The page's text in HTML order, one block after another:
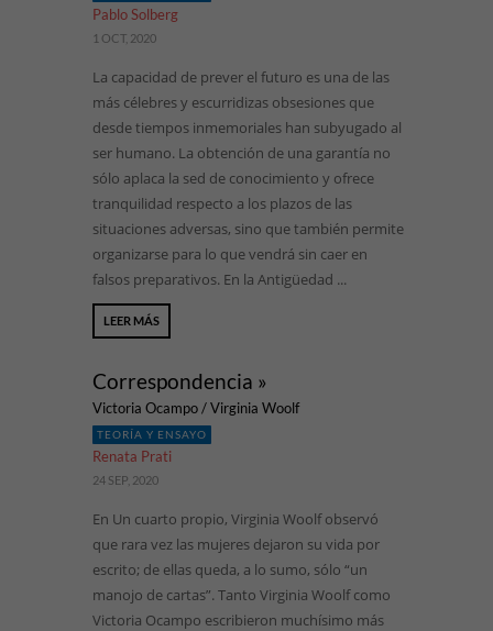
Pablo Solberg
1 OCT, 2020
La capacidad de prever el futuro es una de las
más célebres y escurridizas obsesiones que
desde tiempos inmemoriales han subyugado al
ser humano. La obtención de una garantía no
sólo aplaca la sed de conocimiento y ofrece
tranquilidad respecto a los plazos de las
situaciones adversas, sino que también permite
organizarse para lo que vendrá sin caer en
falsos preparativos. En la Antigüedad ...
LEER MÁS
Correspondencia »
Victoria Ocampo / Virginia Woolf
TEORÍA Y ENSAYO
Renata Prati
24 SEP, 2020
En Un cuarto propio, Virginia Woolf observó
que rara vez las mujeres dejaron su vida por
escrito; de ellas queda, a lo sumo, sólo “un
manojo de cartas”. Tanto Virginia Woolf como
Victoria Ocampo escribieron muchísimo más